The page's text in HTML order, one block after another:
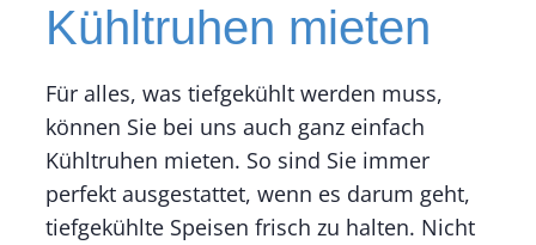
Kühltruhen mieten
Für alles, was tiefgekühlt werden muss,
können Sie bei uns auch ganz einfach
Kühltruhen mieten. So sind Sie immer
perfekt ausgestattet, wenn es darum geht,
tiefgekühlte Speisen frisch zu halten. Nicht